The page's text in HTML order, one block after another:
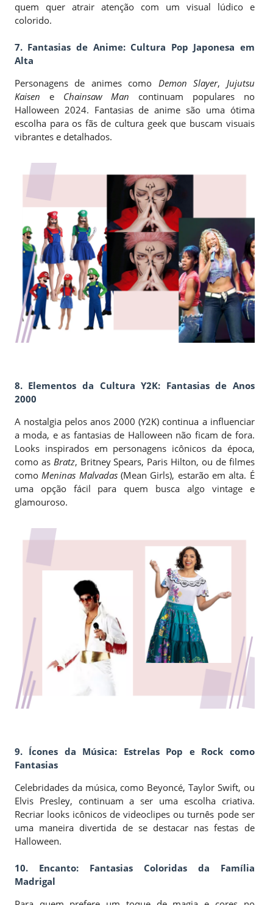
quem quer atrair atenção com um visual lúdico e
colorido.
7. Fantasias de Anime: Cultura Pop Japonesa em
Alta
Personagens de animes como Demon Slayer, Jujutsu
Kaisen e Chainsaw Man continuam populares no
Halloween 2024. Fantasias de anime são uma ótima
escolha para os fãs de cultura geek que buscam visuais
vibrantes e detalhados.
8. Elementos da Cultura Y2K: Fantasias de Anos
2000
A nostalgia pelos anos 2000 (Y2K) continua a influenciar
a moda, e as fantasias de Halloween não ficam de fora.
Looks inspirados em personagens icônicos da época,
como as Bratz, Britney Spears, Paris Hilton, ou de filmes
comoMeninas Malvadas(Mean Girls), estarão em alta. É
uma opção fácil para quem busca algo vintage e
glamouroso.
9. Ícones da Música: Estrelas Pop e Rock como
Fantasias
Celebridades da música, como Beyoncé, Taylor Swift, ou
Elvis Presley, continuam a ser uma escolha criativa.
Recriar looks icônicos de videoclipes ou turnês pode ser
uma maneira divertida de se destacar nas festas de
Halloween.
10. Encanto: Fantasias Coloridas da Família
Madrigal